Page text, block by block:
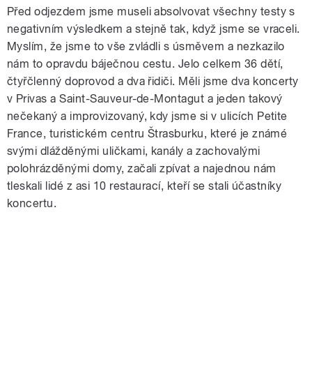
Před odjezdem jsme museli absolvovat všechny testy s
negativním výsledkem a stejně tak, když jsme se vraceli.
Myslím, že jsme to vše zvládli s úsměvem a nezkazilo
nám to opravdu báječnou cestu. Jelo celkem 36 dětí,
čtyřčlenný doprovod a dva řidiči. Měli jsme dva koncerty
v Privas a Saint-Sauveur-de-Montagut a jeden takový
nečekaný a improvizovaný, kdy jsme si v ulicích Petite
France, turistickém centru Štrasburku, které je známé
svými dlážděnými uličkami, kanály a zachovalými
polohrázděnými domy, začali zpívat a najednou nám
tleskali lidé z asi 10 restaurací, kteří se stali účastníky
koncertu.